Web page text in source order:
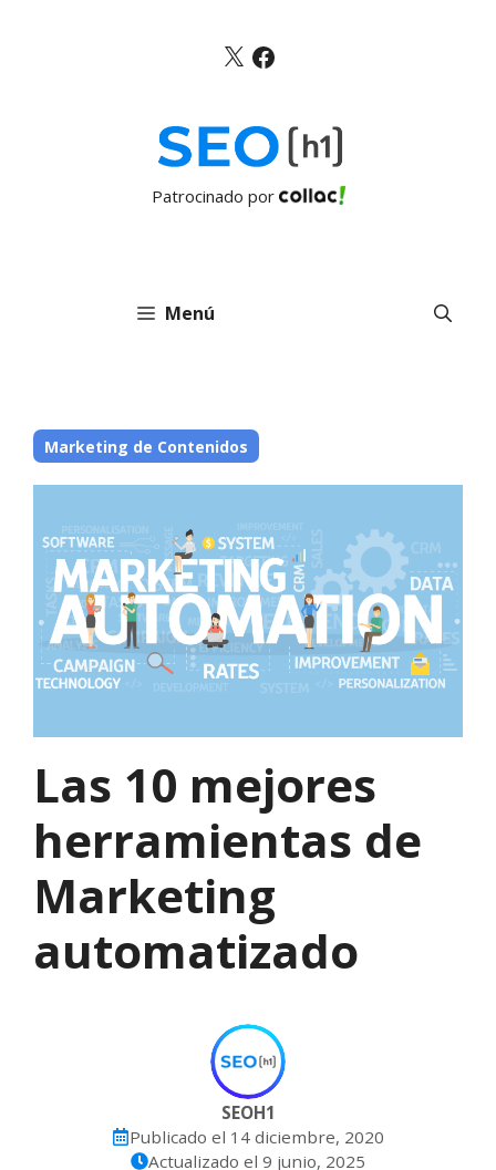
X Facebook
Patrocinado por
Menú
Marketing de Contenidos
Las 10 mejores
herramientas de
Marketing
automatizado
SEOH1
Publicado el 14 diciembre, 2020
Actualizado el 9 junio, 2025